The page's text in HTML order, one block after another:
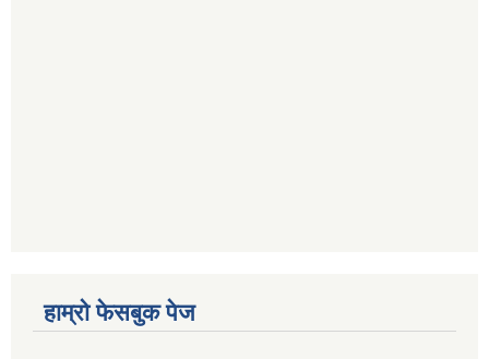
हाम्रो फेसबुक पेज